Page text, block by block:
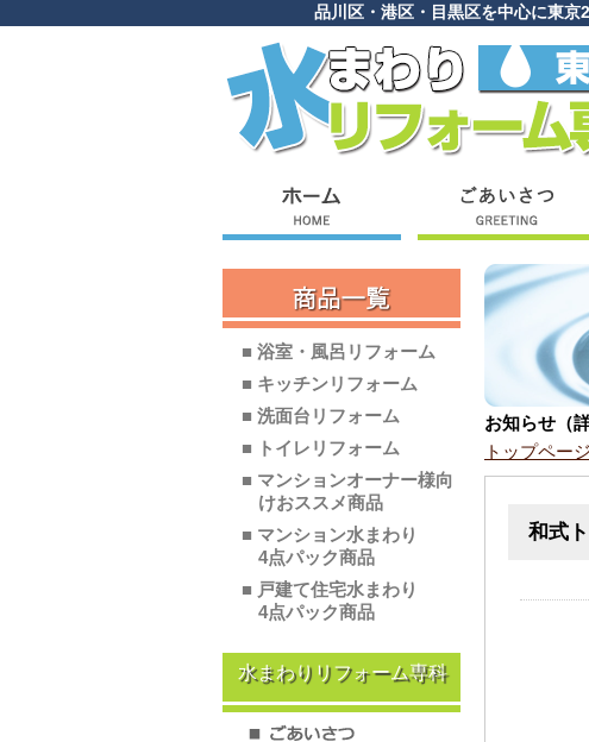
品川区・港区・目黒区を中心に東
■ 浴室・風呂リフォーム
■ キッチンリフォーム
■ 洗面台リフォーム
■ トイレリフォーム
■ マンションオーナー様向
けおススメ商品
■ マンション水まわり
4点パック商品
■ 戸建て住宅水まわり
4点パック商品
水まわりリフォーム専科
お知らせ（
トップページ
和式